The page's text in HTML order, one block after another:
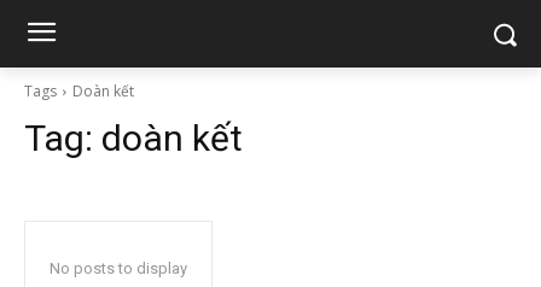
Tags Doàn kết
Tag: doàn kết
No posts to display